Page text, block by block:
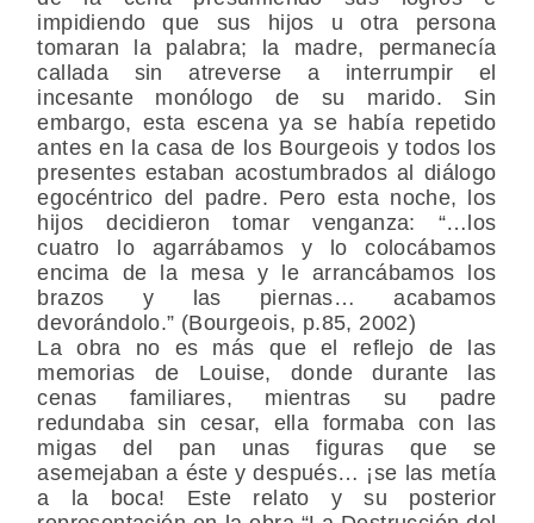
impidiendo que sus hijos u otra persona
tomaran la palabra; la madre, permanecía
callada sin atreverse a interrumpir el
incesante monólogo de su marido. Sin
embargo, esta escena ya se había repetido
antes en la casa de los Bourgeois y todos los
presentes estaban acostumbrados al diálogo
egocéntrico del padre. Pero esta noche, los
hijos decidieron tomar venganza: “…los
cuatro lo agarrábamos y lo colocábamos
encima de la mesa y le arrancábamos los
brazos y las piernas… acabamos
devorándolo.” (Bourgeois, p.85, 2002)
La obra no es más que el reflejo de las
memorias de Louise, donde durante las
cenas familiares, mientras su padre
redundaba sin cesar, ella formaba con las
migas del pan unas figuras que se
asemejaban a éste y después… ¡se las metía
a la boca! Este relato y su posterior